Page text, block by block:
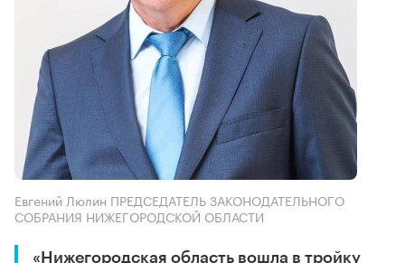
Евгений Люлин ПРЕДСЕДАТЕЛЬ ЗАКОНОДАТЕЛЬНОГО
СОБРАНИЯ НИЖЕГОРОДСКОЙ ОБЛАСТИ
«Нижегородская область вошла в тройку